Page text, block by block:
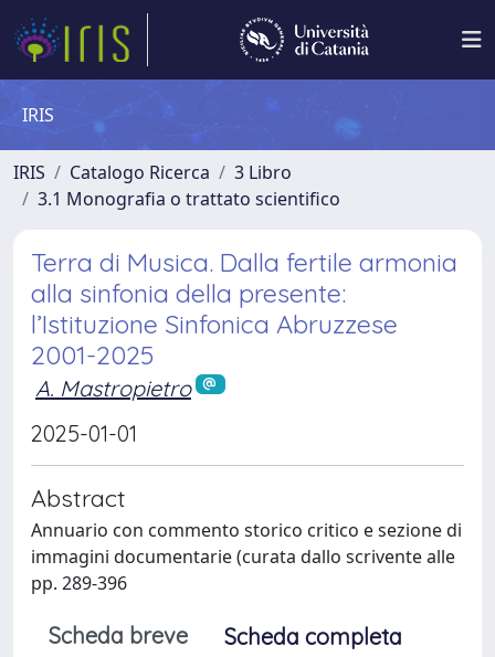
IRIS
IRIS Catalogo Ricerca
3 Libro
3.1 Monografia o trattato scientifico
Terra di Musica. Dalla fertile armonia
alla sinfonia della presente:
l’Istituzione Sinfonica Abruzzese
2001-2025
A. Mastropietro
2025-01-01
Abstract
Annuario con commento storico critico e sezione di
immagini documentarie (curata dallo scrivente alle
pp. 289-396
Scheda breve
Scheda completa